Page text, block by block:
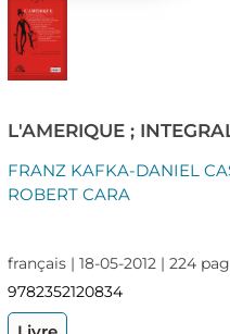
L'AMERIQUE ;
FRANZ KAFKA-DANIEL
ROBERT CARA
français | 18-05-2012 | 224
9782352120834